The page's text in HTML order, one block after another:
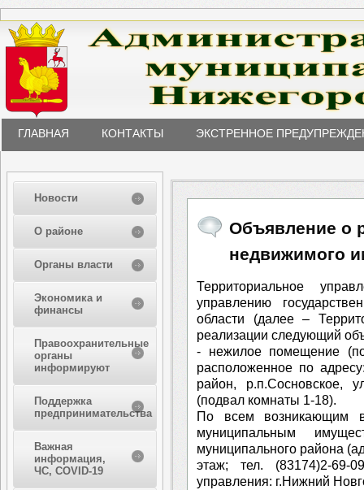
ГЛАВНАЯ КОНТАКТЫ ЭКСТРЕННОЕ
Новости
О районе
Органы власти
Экономика и
финансы
Правоохранительные
органы
информируют
Поддержка
предпринимательства
Важная
информация,
ЧС, COVID-19
Объявление о
недвижимого
Территориальное
управлению
области (далее –
реализации следующий
- нежилое помещение
расположенное по
район, р.п.Сосновское,
(подвал комнаты 1-18).
По всем возникающим
муниципальным
муниципального района
этаж; тел. (83174)2-69-
управления: г.Нижний